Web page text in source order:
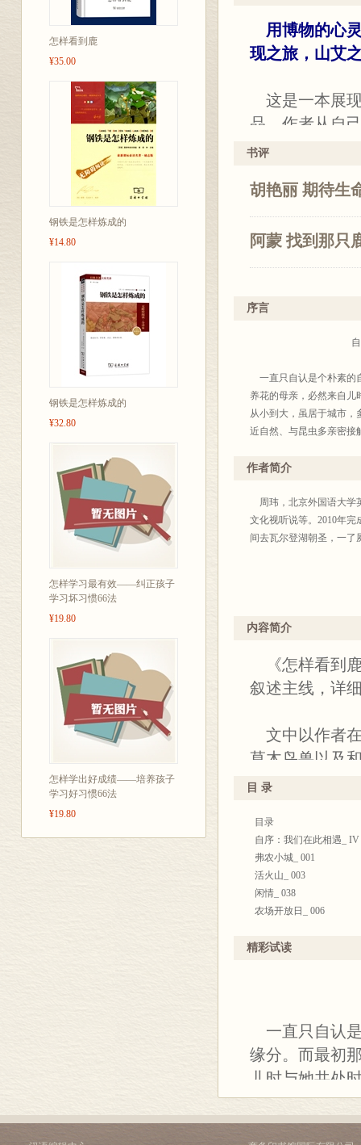
怎样看到鹿
¥35.00
钢铁是怎样炼成的
¥14.80
钢铁是怎样炼成的
¥32.80
怎样学习最有效——纠正孩子
学习坏习惯66法
¥19.80
怎样学出好成绩——培养孩子
学习好习惯66法
¥19.80
用博物的心
现之旅，山艾
这是一本展
品。作者从自
的人。以在中
境之感，而对
问题的反思则
书评
胡艳丽 期待生
阿蒙 找到那只
序言
自序：我们
一直只自认是个朴素的
养花的母亲，必然来自儿
从小到大，虽居于城市，
近自然、与昆虫多亲密接
共存于周遭环境中的其
解连翘与迎春的不同之处
兔和知更鸟东走西顾，晚
如此神清气爽的一年，
熟悉，我要先仰仗对“物
唯有如此，我才能渐渐把
而在自己安身立命的北
让我将关注的眼光越过文
于是在申请2011年的访
主题的文学作品，旨在
中读书听课，行山漫步
有什么比沙漠里建起的
现在该来说说这本小书
主题，我最先想到的，
片羽入我眼来，令我动
们留在纸上的呼召。
能继续笔耕不辍，并好奇
作者简介
周玮，北京外国语大学
文化视听说等。2010年
间去瓦尔登湖朝圣，一了
内容简介
《怎样看到
叙述主线，详
文中以作者
草木鸟兽以及
场、美国国鸟
会、文化、历
种环境之间的
目 录
目录
自序：我们在此相遇_ ΙV
弗农小城_ 001
活火山_ 003
闲情_ 038
农场开放日_ 006
小号的天鹅_ 010
墙花_ 052
春日漫笔_ 026
野生动物日_ 056
米尔科克杜鹃园_ 032
绣球，八仙，紫阳_ 064
精彩试读
一直只自认
缘分。而最初
儿时与她共处
春／贴梗海棠
某个草木葳蕤